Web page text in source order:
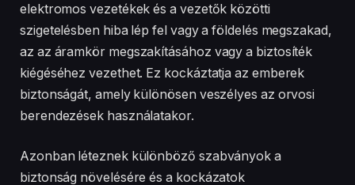
elektromos vezetékek és a vezetők közötti
szigetelésben hiba lép fel vagy a földelés megszakad,
az az áramkör megszakításához vagy a biztosíték
kiégéséhez vezethet. Ez kockáztatja az emberek
biztonságát, amely különösen veszélyes az orvosi
berendezések használatakor.
Azonban léteznek különböző szabványok a
biztonság növelésére és a kockázatok